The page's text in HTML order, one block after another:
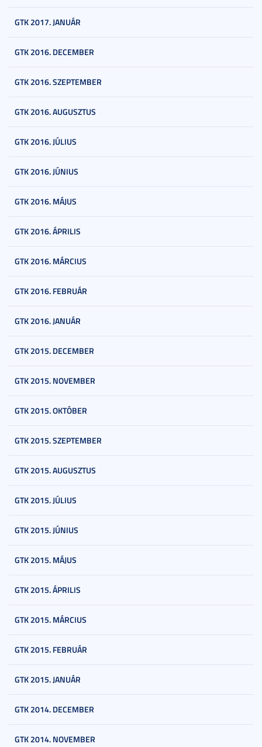
GTK 2017. JANUÁR
GTK 2016. DECEMBER
GTK 2016. SZEPTEMBER
GTK 2016. AUGUSZTUS
GTK 2016. JÚLIUS
GTK 2016. JÚNIUS
GTK 2016. MÁJUS
GTK 2016. ÁPRILIS
GTK 2016. MÁRCIUS
GTK 2016. FEBRUÁR
GTK 2016. JANUÁR
GTK 2015. DECEMBER
GTK 2015. NOVEMBER
GTK 2015. OKTÓBER
GTK 2015. SZEPTEMBER
GTK 2015. AUGUSZTUS
GTK 2015. JÚLIUS
GTK 2015. JÚNIUS
GTK 2015. MÁJUS
GTK 2015. ÁPRILIS
GTK 2015. MÁRCIUS
GTK 2015. FEBRUÁR
GTK 2015. JANUÁR
GTK 2014. DECEMBER
GTK 2014. NOVEMBER